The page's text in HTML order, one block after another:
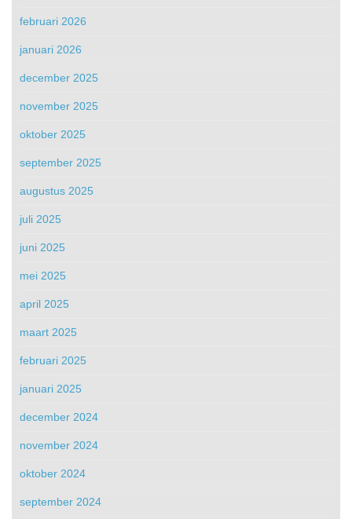
februari 2026
januari 2026
december 2025
november 2025
oktober 2025
september 2025
augustus 2025
juli 2025
juni 2025
mei 2025
april 2025
maart 2025
februari 2025
januari 2025
december 2024
november 2024
oktober 2024
september 2024